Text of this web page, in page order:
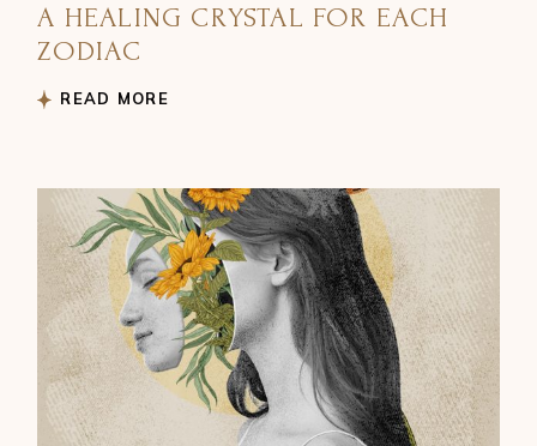
A HEALING CRYSTAL FOR EACH
ZODIAC
READ MORE